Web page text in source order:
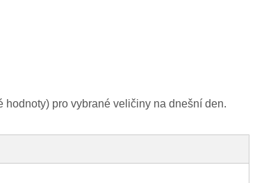
pro vybrané veličiny na dnešní den.